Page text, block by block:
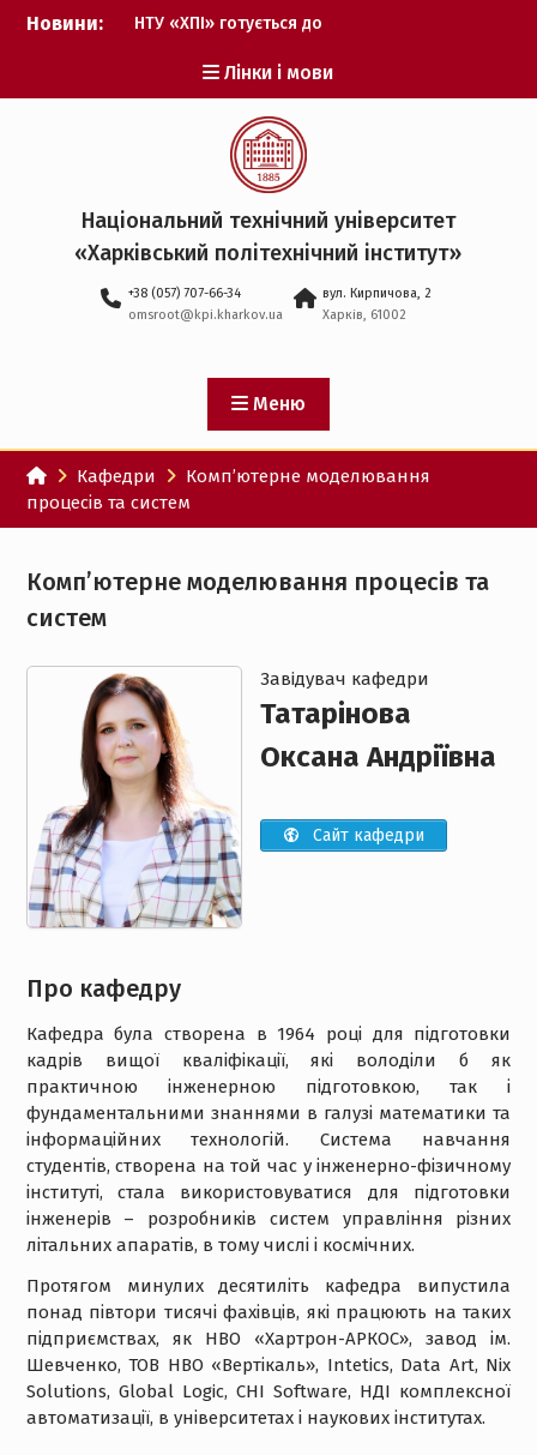
Перейти
Новини:
НТУ «ХПІ» готується до
Музичні таланти ХПІ
запрошуються на
Всеукраїнський
фестиваль «Червона
рута – 2027»
ХПІ уклав угоду про
партнерство з ДержНДІ
технологій кібербезпеки
Головнокомандувачем
Збройних Сил України
участю ХПІ обговорили
перспективи українсько-
іспанського
технологічного
партнерства
Лінки і мови
Національний технічний університет
«Харківський політехнічний iнститут»
+38 (057) 707-66-34
omsroot@kpi.kharkov.ua
вул. Кирпичова, 2
Харків, 61002
Меню
Кафедри
Комп’ютерне моделювання
процесів та систем
Комп’ютерне моделювання процесів та
систем
Завiдувач кафедри
Татарінова
Оксана Андріївна
Сайт кафедри
Про кафедру
Кафедра була створена в 1964 році для підготовки
кадрів вищої кваліфікації, які володіли б як
практичною інженерною підготовкою, так і
фундаментальними знаннями в галузі математики та
інформаційних технологій. Система навчання
студентів, створена на той час у інженерно-фізичному
інституті, стала використовуватися для підготовки
інженерів – розробників систем управління різних
літальних апаратів, в тому числі і космічних.
Протягом минулих десятиліть кафедра випустила
понад півтори тисячі фахівців, які працюють на таких
підприємствах, як НВО «Хартрон-АРКОС», завод ім.
Шевченко, ТОВ НВО «Вертікаль», Intetics, Data Art, Nix
Solutions, Global Logic, CHI Software, НДІ комплексної
автоматизації, в університетах і наукових інститутах.